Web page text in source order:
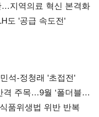
…지역의료 혁신 본격화
도 '공급 속도전'
석-정청래 '초접전'
격 주목…9월 ‘폴더블
품위생법 위반 반복